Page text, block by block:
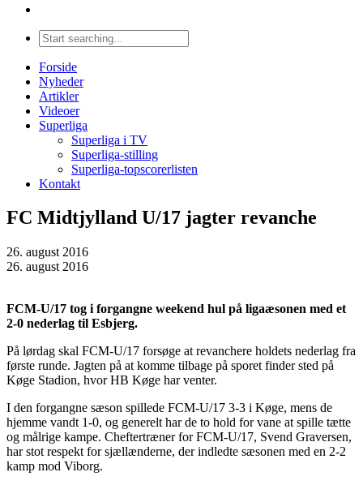
Forside
Nyheder
Artikler
Videoer
Superliga
Superliga i TV
Superliga-stilling
Superliga-topscorerlisten
Kontakt
FC Midtjylland U/17 jagter revanche
26. august 2016
26. august 2016
FCM-U/17 tog i forgangne weekend hul på ligaæsonen med et
2-0 nederlag til Esbjerg.
På lørdag skal FCM-U/17 forsøge at revanchere holdets nederlag fra
første runde. Jagten på at komme tilbage på sporet finder sted på
Køge Stadion, hvor HB Køge har venter.
I den forgangne sæson spillede FCM-U/17 3-3 i Køge, mens de
hjemme vandt 1-0, og generelt har de to hold for vane at spille tætte
og målrige kampe. Cheftertræner for FCM-U/17, Svend Graversen,
har stot respekt for sjællænderne, der indledte sæsonen med en 2-2
kamp mod Viborg.